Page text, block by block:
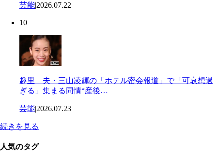
芸能|2026.07.22
10
趣里 夫・三山凌輝の「ホテル密会報道」で「可哀想過
ぎる」集まる同情“産後…
芸能|2026.07.23
続きを見る
人気のタグ